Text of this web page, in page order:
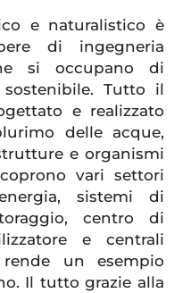
e naturalistico è
di ingegneria
si occupano di
Tutto il
e realizzato
delle acque,
e organismi
vari settori
sistemi di
centro di
e centrali
un esempio
Il tutto grazie alla